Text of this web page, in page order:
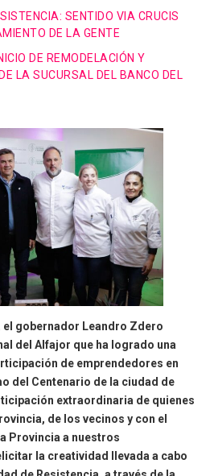
SENTIDO VIA CRUCIS
DE LA GENTE
DE REMODELACIÓN Y
LA SUCURSAL DEL BANCO DEL
el gobernador Leandro Zdero
del Alfajor que ha logrado una
de emprendedores en
del Centenario de la ciudad de
extraordinaria de quienes
de los vecinos y con el
Provincia a nuestros
la creatividad llevada a cabo